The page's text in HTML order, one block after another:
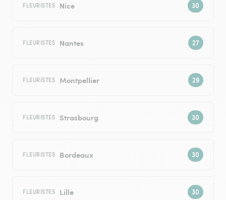
FLEURISTES Nice
FLEURISTES Nantes
FLEURISTES Montpellier
FLEURISTES Strasbourg
FLEURISTES Bordeaux
FLEURISTES Lille